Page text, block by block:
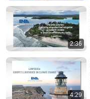
2:36
4:29